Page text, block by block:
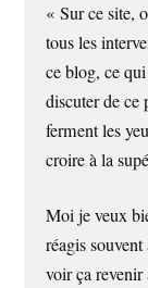
« Sur ce site,
tous les
ce blog, ce
discuter de ce
ferment les
croire à la
Moi je veux
réagis
voir ça revenir